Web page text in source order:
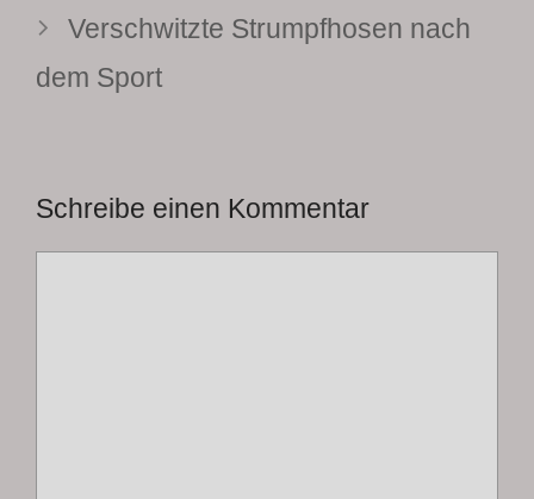
Verschwitzte Strumpfhosen nach
dem Sport
Schreibe einen Kommentar